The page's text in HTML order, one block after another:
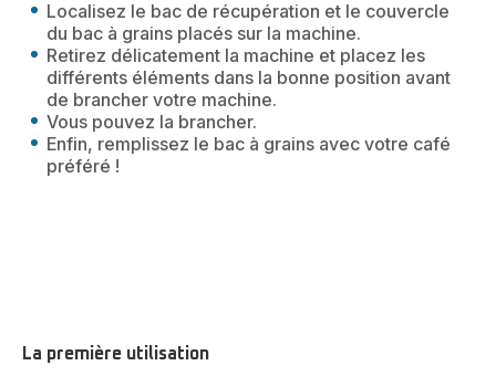
Localisez le bac de récupération et le couvercle
du bac à grains placés sur la machine.
Retirez délicatement la machine et placez les
différents éléments dans la bonne position avant
de brancher votre machine.
Vous pouvez la brancher.
Enfin, remplissez le bac à grains avec votre café
préféré !
La première utilisation